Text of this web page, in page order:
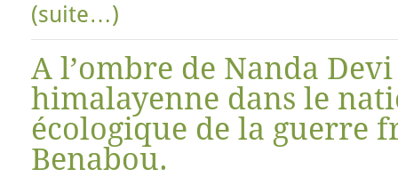
(suite…)
A l’ombre de Nanda
himalayenne dans le
écologique de la guerre
Benabou.